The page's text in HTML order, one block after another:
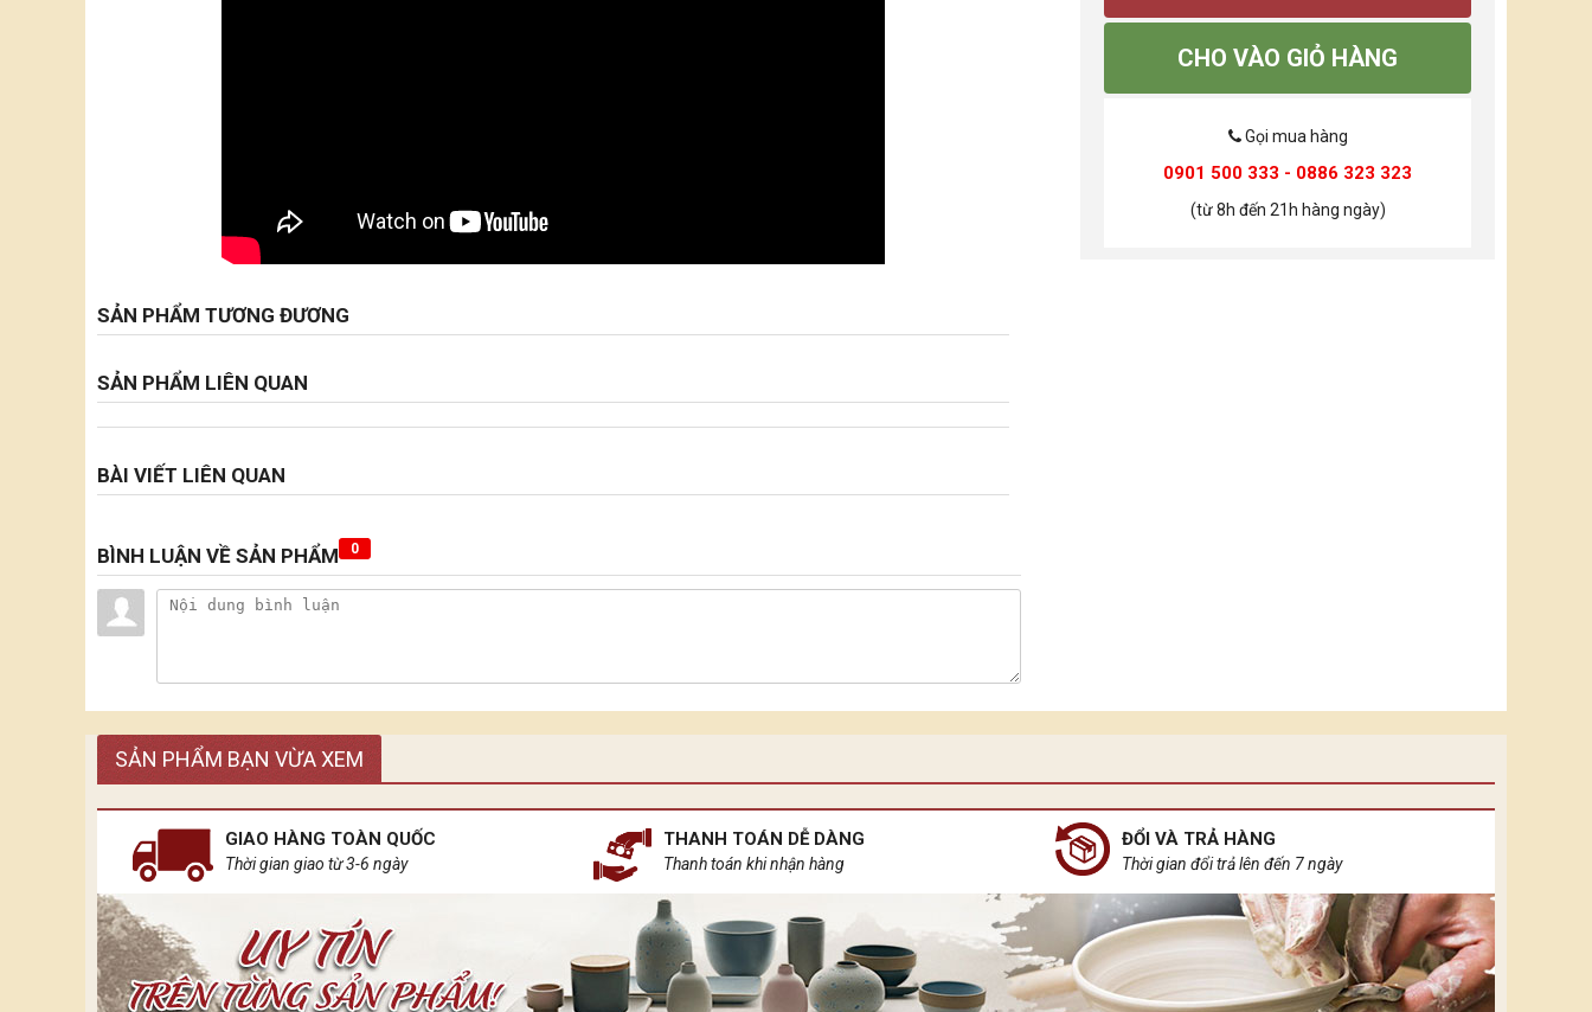
SẢN PHẨM TƯƠNG ĐƯƠNG
SẢN PHẨM LIÊN QUAN
BÀI VIẾT LIÊN QUAN
CHO VÀO GIỎ HÀNG
Gọi mua hàng
0901 500 333 - 0886 323 323
(từ 8h đến 21h hàng ngày)
BÌNH LUẬN VỀ SẢN PHẨM 0
SẢN PHẨM BẠN VỪA XEM
GIAO HÀNG TOÀN QUỐC
Thời gian giao từ 3-6 ngày
THANH TOÁN DỄ DÀNG
Thanh toán khi nhận hàng
ĐỔI VÀ TRẢ HÀNG
Thời gian đổi trả lên đến 7 ngày